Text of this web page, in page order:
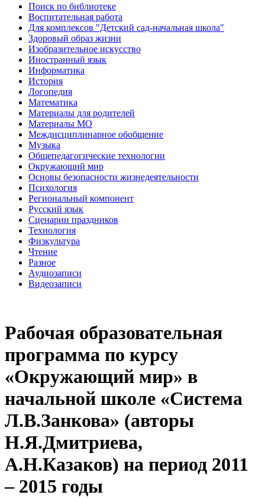
Поиск по библиотеке
Воспитательная работа
Для комплексов "Детский сад-начальная школа"
Здоровый образ жизни
Изобразительное искусство
Иностранный язык
Информатика
История
Логопедия
Математика
Материалы для родителей
Материалы МО
Междисциплинарное обобщение
Музыка
Общепедагогические технологии
Окружающий мир
Основы безопасности жизнедеятельности
Психология
Региональный компонент
Русский язык
Сценарии праздников
Технология
Физкультура
Чтение
Разное
Аудиозаписи
Видеозаписи
Рабочая образовательная
программа по курсу
«Окружающий мир» в
начальной школе «Система
Л.В.Занкова» (авторы
Н.Я.Дмитриева,
А.Н.Казаков) на период 2011
– 2015 годы